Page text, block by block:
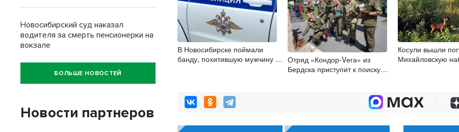
В Новосибирске поймали
банду, похитившую мужчину на Отряд «Кондор-Vега» из
Бердска приступит к поиску
Косули вышли
Михайловскую
Новосибирский суд наказал
водителя за смерть пенсионерки на
вокзале
БОЛЬШЕ НОВОСТЕЙ
Новости партнеров